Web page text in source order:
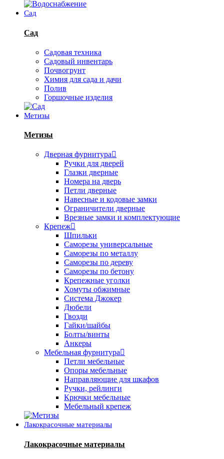
Сад
Сад
Садовая техника
Садовый инвентарь
Почвогрунт
Химия для сада и дачи
Полив
Горшочные изделия
Метизы
Метизы
Дверная фурнитура
Ручки для дверей
Глазки дверные
Номера на дверь
Петли дверные
Навесные и кодовые замки
Ограничители дверные
Врезные замки и комплектующие
Крепеж
Шпильки
Саморезы универсальные
Саморезы по металлу
Саморезы по дереву
Саморезы по бетону
Крепежные уголки
Хомуты обжимные
Система Джокер
Дюбели
Гвозди
Гайки/шайбы
Болты/винты
Анкеры
Мебельная фурнитура
Петли мебельные
Опоры мебельные
Направляющие для шкафов
Ручки, рейлинги
Крючки мебельные
Мебельный крепеж
Лакокрасочные материалы
Лакокрасочные материалы